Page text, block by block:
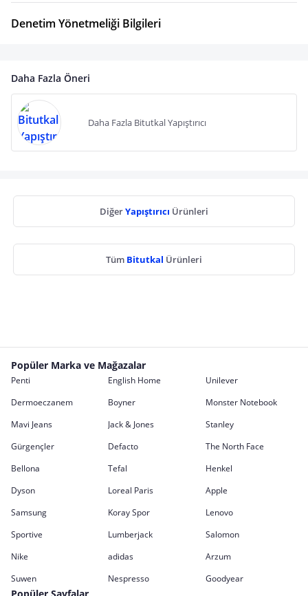
Denetim Yönetmeliği Bilgileri
Daha Fazla Öneri
Daha Fazla Bitutkal Yapıştırıcı
DiğerYapıştırıcı Ürünleri
Tüm Bitutkal Ürünleri
Popüler Marka ve Mağazalar
Penti English Home
Unilever
Dermoeczanem
Boyner
Monster Notebook
Mavi Jeans
Jack & Jones
Stanley
Gürgençler
Defacto
The North Face
Bellona
Tefal
Henkel
Dyson
Loreal Paris
Apple
Samsung
Koray Spor
Lenovo
Sportive
Lumberjack
Salomon
Nike
adidas
Arzum
Suwen
Nespresso Goodyear